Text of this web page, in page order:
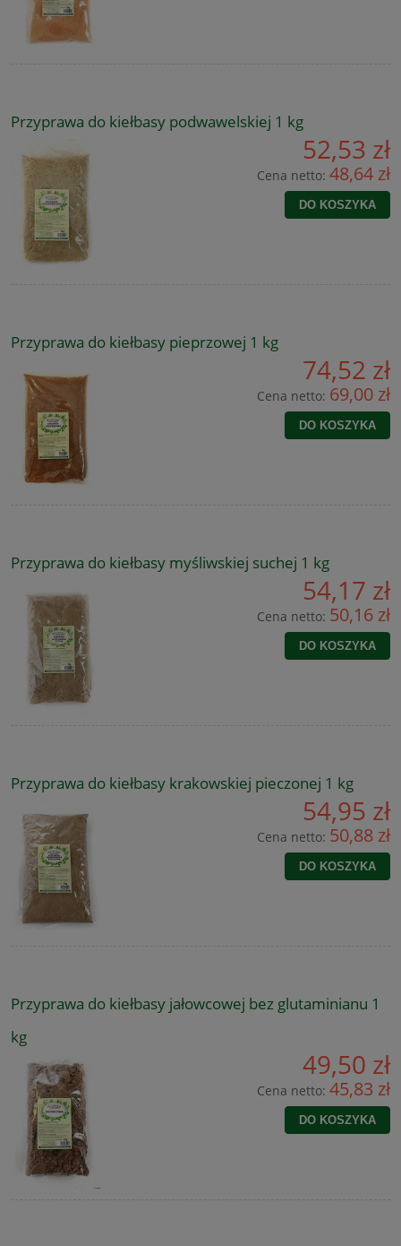
Przyprawa do kiełbasy podwawelskiej 1 kg
52,53 zł
Cena netto: 48,64 zł
DO KOSZYKA
Przyprawa do kiełbasy pieprzowej 1 kg
74,52 zł
Cena netto: 69,00 zł
DO KOSZYKA
Przyprawa do kiełbasy myśliwskiej suchej 1 kg
54,17 zł
Cena netto: 50,16 zł
DO KOSZYKA
Przyprawa do kiełbasy krakowskiej pieczonej 1 kg
54,95 zł
Cena netto: 50,88 zł
DO KOSZYKA
Przyprawa do kiełbasy jałowcowej bez glutaminianu 1
kg
49,50 zł
Cena netto: 45,83 zł
DO KOSZYKA